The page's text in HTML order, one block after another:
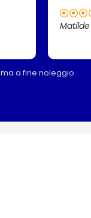
a fine noleggio.